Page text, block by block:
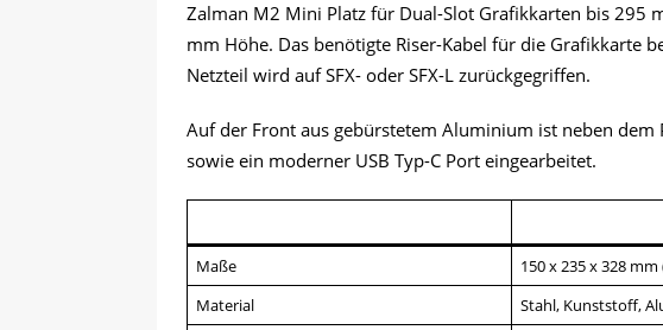
Zalman M2 Mini Platz für Dual-Slot Grafikkarten bis 295
mm Höhe. Das benötigte Riser-Kabel für die Grafikkarte
Netzteil wird auf SFX- oder SFX-L zurückgegriffen.
Auf der Front aus gebürstetem Aluminium ist neben dem
sowie ein moderner USB Typ-C Port eingearbeitet.
Maße
150 x 235 x 328 mm
Material
Stahl, Kunststoff,